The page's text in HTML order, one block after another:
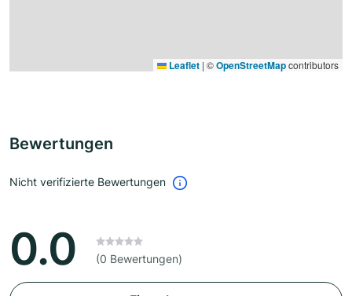
Leaflet | ©OpenStreetMapcontributors
Bewertungen
Nicht verifizierte Bewertungen
0.0 (0 Bewertungen)